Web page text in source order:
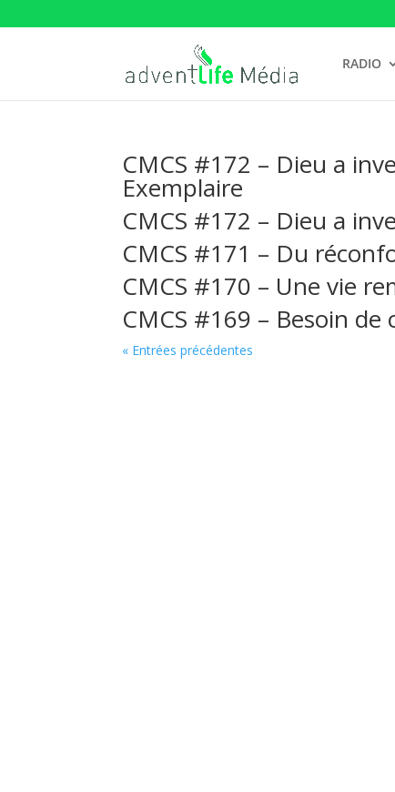
RADIO
CMCS #172 – Dieu a
Exemplaire
CMCS #172 – Dieu a
CMCS #171 – Du
CMCS #170 – Une vie
CMCS #169 – Besoin de
« Entrées précédentes